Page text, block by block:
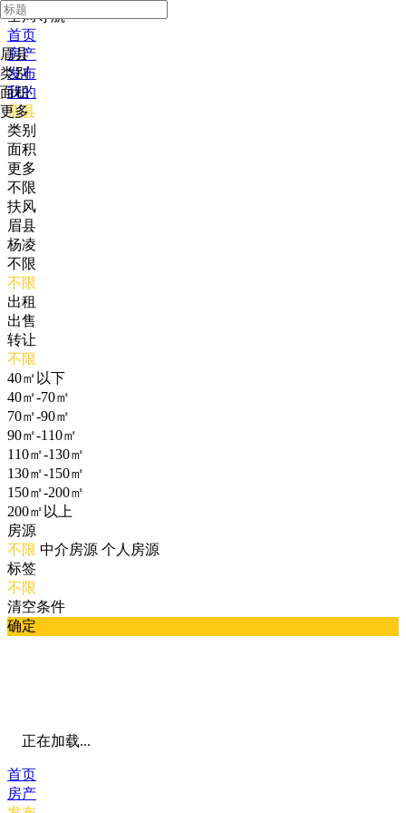
全局导航
首页
房产
发布
我的
眉县
类别
面积
更多
眉县
类别
面积
更多
不限
扶风
眉县
杨凌
不限
不限
出租
出售
转让
不限
40㎡以下
40㎡-70㎡
70㎡-90㎡
90㎡-110㎡
110㎡-130㎡
130㎡-150㎡
150㎡-200㎡
200㎡以上
房源
不限 中介房源 个人房源
标签
不限
清空条件
确定
正在加载...
首页
房产